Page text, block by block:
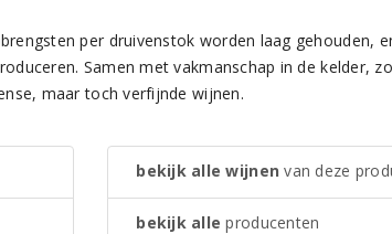
per druivenstok worden laag gehouden,
Samen met vakmanschap in de kelder,
maar toch verfijnde wijnen.
bekijk alle wijnen van deze
bekijk alle producenten